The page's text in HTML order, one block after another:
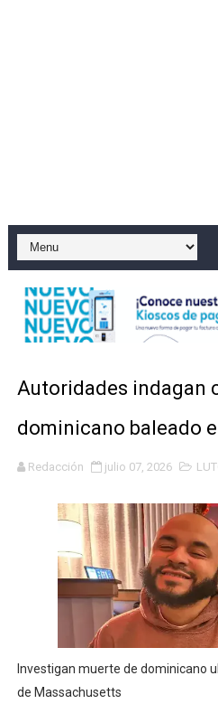
Gobierno español afirma
Operativo en Barahona:
Autoridades indagan
Accidente en Verón deja
Discusión familiar termina
Autoridades indagan
dominicano baleado
Redacción julio 07, 2026
Investigan muerte de dominicano
de Massachusetts